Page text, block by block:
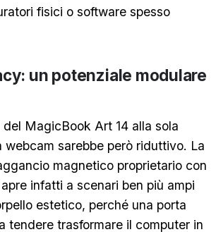
fisici o software spesso
un potenziale modulare
MagicBook Art 14 alla sola
webcam sarebbe però riduttivo. La
magnetico proprietario con
infatti a scenari ben più ampi
estetico, perché una porta
tendere trasformare il computer in